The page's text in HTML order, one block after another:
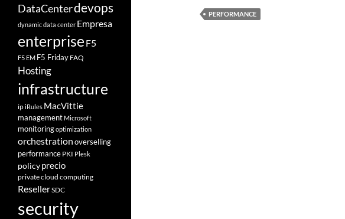
PERFORMANCE
DataCenterdevops
dynamic data center Empresa
enterprise F5
F5 EM F5 Friday FAQ
Hosting
infrastructure
ipiRules MacVittie
management Microsoft
monitoringoptimization
orchestrationoverselling
performance PKI Plesk
policyprecio
private cloud computing
ResellerSDC
security